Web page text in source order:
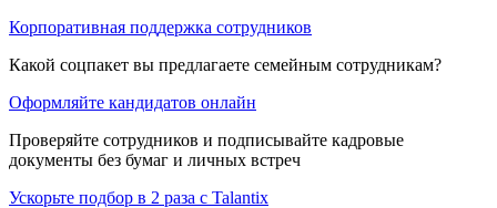
Корпоративная поддержка сотрудников
Какой соцпакет вы предлагаете семейным сотрудникам?
Оформляйте кандидатов онлайн
Проверяйте сотрудников и подписывайте кадровые
документы без бумаг и личных встреч
Ускорьте подбор в 2 раза с Talantix